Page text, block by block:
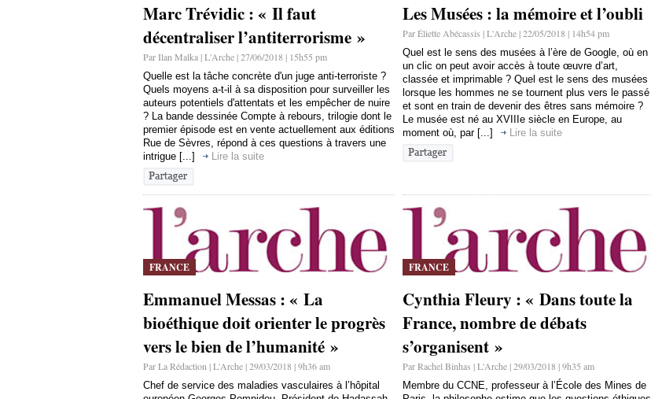
Marc Trévidic : « Il faut
décentraliser l’antiterrorisme »
Par Ilan Malka | L'Arche | 27/06/2018 | 15h55 pm
Quelle est la tâche concrète d'un juge anti-terroriste ?
Quels moyens a-t-il à sa disposition pour surveiller les
auteurs potentiels d'attentats et les empêcher de nuire
? La bande dessinée Compte à rebours, trilogie dont le
premier épisode est en vente actuellement aux éditions
Rue de Sèvres, répond à ces questions à travers une
intrigue [...]
Lire la suite
Les Musées : la mémoire et l’oubli
Par Éliette Abécassis | L'Arche | 22/05/2018 | 14h54 pm
Quel est le sens des musées à l’ère de Google, où en
un clic on peut avoir accès à toute œuvre d’art,
classée et imprimable ? Quel est le sens des musées
lorsque les hommes ne se tournent plus vers le passé
et sont en train de devenir des êtres sans mémoire ?
Le musée est né au XVIIIe siècle en Europe, au
moment où, par [...]
Lire la suite
FRANCE
Emmanuel Messas : « La
bioéthique doit orienter le progrès
vers le bien de l’humanité »
Par La Rédaction | L'Arche | 29/03/2018 | 9h36 am
Chef de service des maladies vasculaires à l’hôpital
FRANCE
Cynthia Fleury : « Dans toute la
France, nombre de débats
s’organisent »
Par Rachel Binhas | L'Arche | 29/03/2018 | 9h35 am
Membre du CCNE, professeur à l’École des Mines de